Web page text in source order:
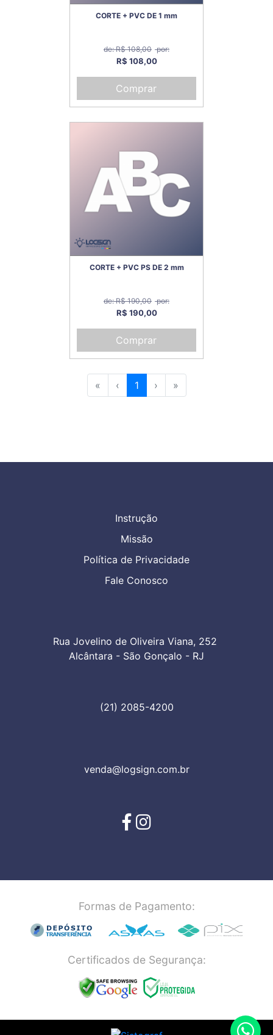
CORTE + PVC DE 1 mm
de: R$ 108,00 por:
R$ 108,00
Comprar
CORTE + PVC PS DE 2 mm
de: R$ 190,00 por:
R$ 190,00
Comprar
« ‹ 1 › »
Instrução
Missão
Política de Privacidade
Fale Conosco
Rua Jovelino de Oliveira Viana, 252
Alcântara - São Gonçalo - RJ
(21) 2085-4200
venda@logsign.com.br
Formas de Pagamento:
Certificados de Segurança: